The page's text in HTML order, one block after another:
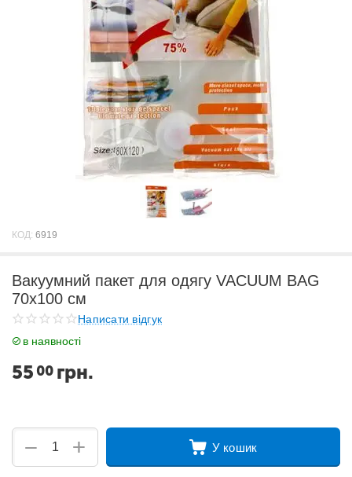
КОД: 6919
Вакуумний пакет для одягу VACUUM BAG
70х100 см
Написати відгук
в наявності
55 00 грн.
+
− У кошик